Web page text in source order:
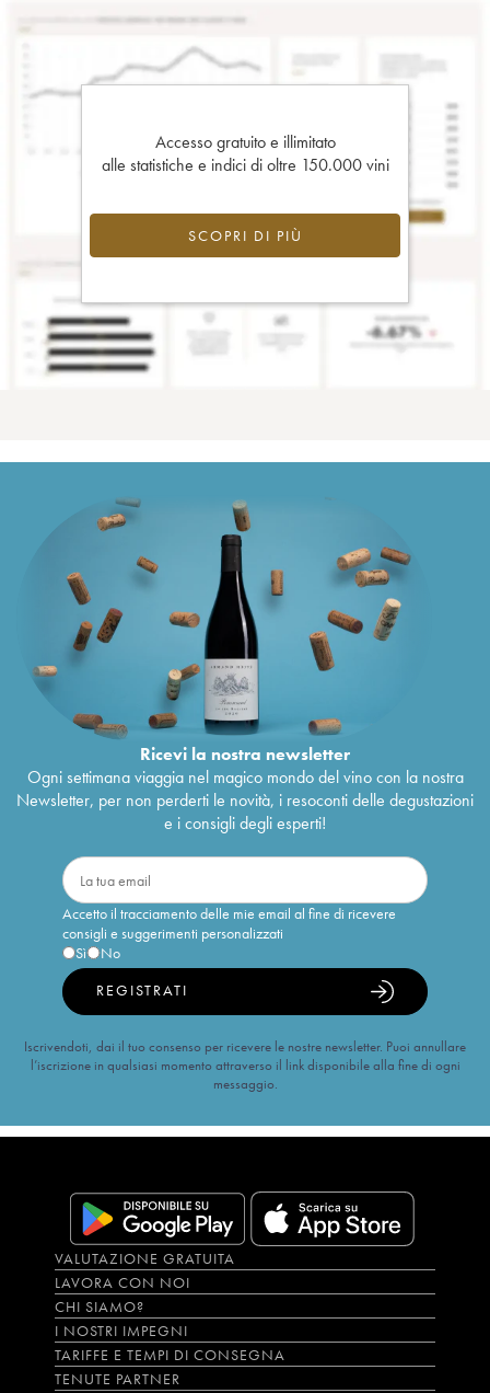
Accesso gratuito e illimitato
alle statistiche e indici di oltre 150.000 vini
SCOPRI DI PIÙ
Ricevi la nostra newsletter
Ogni settimana viaggia nel magico mondo del vino con la nostra
Newsletter, per non perderti le novità, i resoconti delle degustazioni
e i consigli degli esperti!
Accetto il tracciamento delle mie email al fine di ricevere
consigli e suggerimenti personalizzati
Sì
No
REGISTRATI
Iscrivendoti, dai il tuo consenso per ricevere le nostre newsletter. Puoi annullare
l’iscrizione in qualsiasi momento attraverso il link disponibile alla fine di ogni
messaggio.
VALUTAZIONE GRATUITA
LAVORA CON NOI
CHI SIAMO?
I NOSTRI IMPEGNI
TARIFFE E TEMPI DI CONSEGNA
TENUTE PARTNER